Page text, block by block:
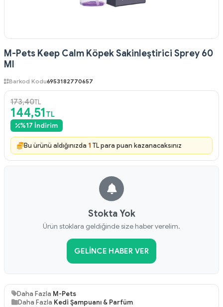
M-Pets Keep Calm Köpek Sakinleştirici Sprey 60
Ml
Barkod Kodu6953182770657
173,40TL
144,51TL
%17 İndirim
Bu ürünü aldığınızda 1 TL para puan kazanacaksınız
Stokta Yok
Ürün stoklara geldiğinde size haber verelim.
GELINCE HABER VER
Daha Fazla M-Pets
Daha Fazla Kedi Şampuanı & Parfüm